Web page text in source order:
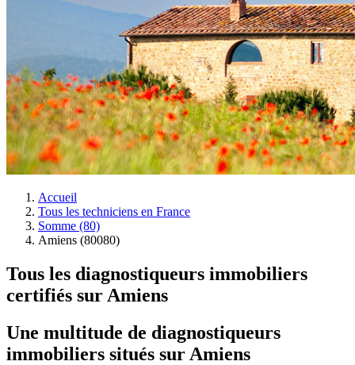
Accueil
Tous les techniciens en France
Somme (80)
Amiens (80080)
Tous les diagnostiqueurs immobiliers
certifiés sur Amiens
Une multitude de diagnostiqueurs
immobiliers situés sur Amiens